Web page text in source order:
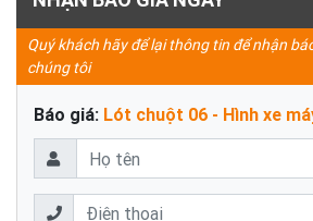
Quý khách hãy để lại thông tin để nhận
chúng tôi
Báo giá: Lót chuột 06 - Hình xe